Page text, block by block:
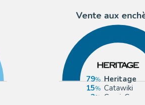
Vente aux
79
Heritage
15
Catawiki
3